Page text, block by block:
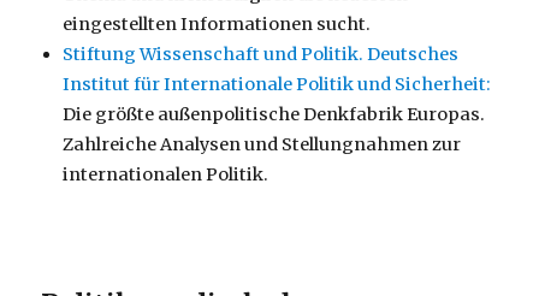
eingestellten Informationen sucht.
Stiftung Wissenschaft und Politik. Deutsches
Institut für Internationale Politik und Sicherheit:
Die größte außenpolitische Denkfabrik Europas.
Zahlreiche Analysen und Stellungnahmen zur
internationalen Politik.